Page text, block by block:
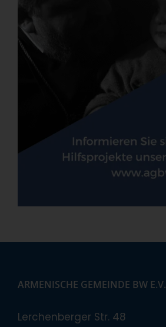
ARMENISCHE GEMEINDE BW E.V.
Lerchenberger Str. 48